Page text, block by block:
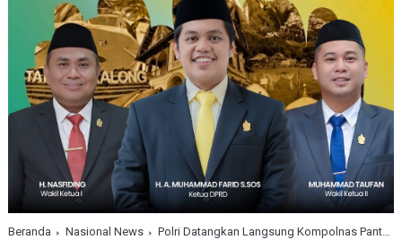
Beranda Nasional News Polri Datangkan Langsung Kompolnas Pantau Kinerja Tim Investigasi Kanjuruhan